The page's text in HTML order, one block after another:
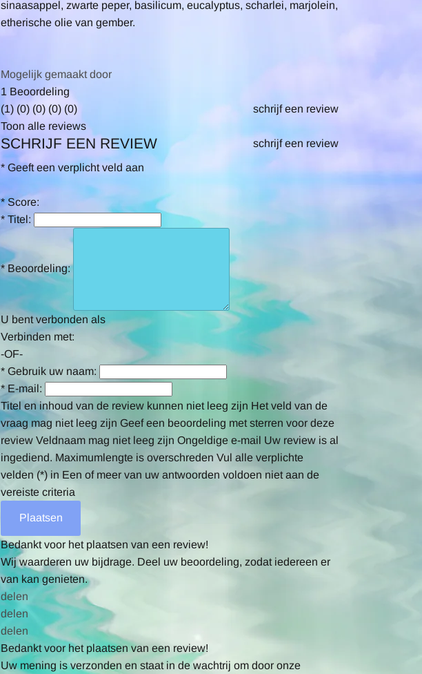
sinaasappel, zwarte peper, basilicum, eucalyptus, scharlei, marjolein,
etherische olie van gember.
Mogelijk gemaakt door
5.0
star
rating
1 Beoordeling
schrijf een review
(1) (0) (0) (0) (0)
Toon alle reviews
schrijf een review
SCHRIJF EEN REVIEW
* Geeft een verplicht veld aan
*Score:
*Titel:
* Beoordeling:
U bent verbonden als
Verbinden met:
-OF-
*Gebruik uw naam:
* E-mail:
Titel en inhoud van de review kunnen niet leeg zijn Het veld van de
vraag mag niet leeg zijn Geef een beoordeling met sterren voor deze
review Veldnaam mag niet leeg zijn Ongeldige e-mail Uw review is al
ingediend. Maximumlengte is overschreden Vul alle verplichte
velden (*) in Een of meer van uw antwoorden voldoen niet aan de
vereiste criteria
Bedankt voor het plaatsen van een review!
Wij waarderen uw bijdrage. Deel uw beoordeling, zodat iedereen er
van kan genieten.
delen
delen
delen
Bedankt voor het plaatsen van een review!
Uw mening is verzonden en staat in de wachtrij om door onze